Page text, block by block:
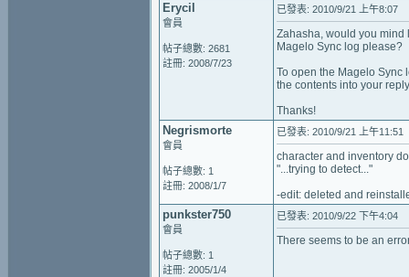
Erycil
會員
帖子總數: 2681
註冊: 2008/7/23
已發表: 2010/9/21 上午8:07
Zahasha, would you mind
Magelo Sync log please?
To open the Magelo Sync
the contents into your
Thanks!
Negrismorte
會員
帖子總數: 1
註冊: 2008/1/7
已發表: 2010/9/21 上午11:51
character and inventory
"...trying to detect..."
-edit: deleted and
punkster750
會員
帖子總數: 1
註冊: 2005/1/4
已發表: 2010/9/22 下午4:04
There seems to be an